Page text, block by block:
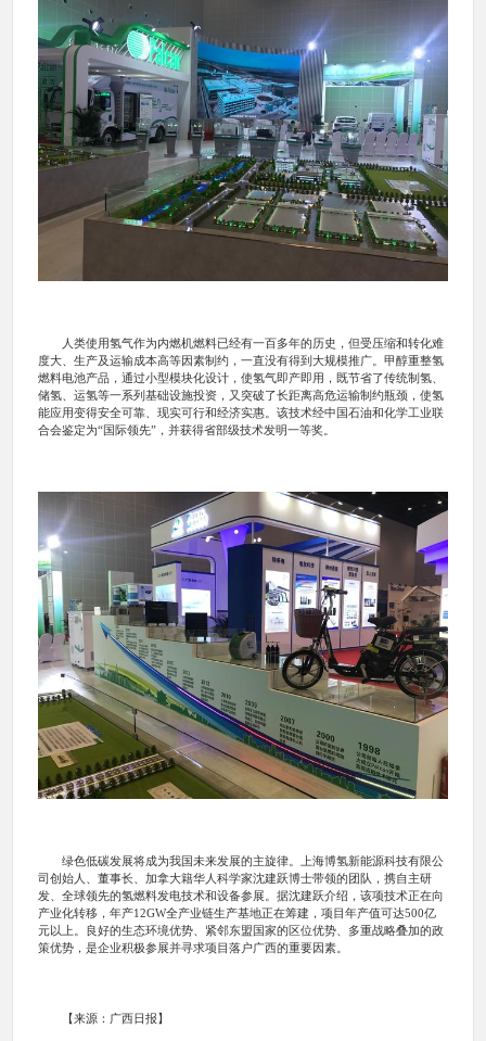
人类使用氢气作为内燃机燃料已经有一百多年的历史，但受压缩和转化难
度大、生产及运输成本高等因素制约，一直没有得到大规模推广。甲醇重整氢
燃料电池产品，通过小型模块化设计，使氢气即产即用，既节省了传统制氢、
储氢、运氢等一系列基础设施投资，又突破了长距离高危运输制约瓶颈，使氢
能应用变得安全可靠、现实可行和经济实惠。该技术经中国石油和化学工业联
合会鉴定为“国际领先”，并获得省部级技术发明一等奖。
绿色低碳发展将成为我国未来发展的主旋律。上海博氢新能源科技有限公
司创始人、董事长、加拿大籍华人科学家沈建跃博士带领的团队，携自主研
发、全球领先的氢燃料发电技术和设备参展。据沈建跃介绍，该项技术正在向
产业化转移，年产12GW全产业链生产基地正在筹建，项目年产值可达500亿
元以上。良好的生态环境优势、紧邻东盟国家的区位优势、多重战略叠加的政
策优势，是企业积极参展并寻求项目落户广西的重要因素。
【来源：广西日报】